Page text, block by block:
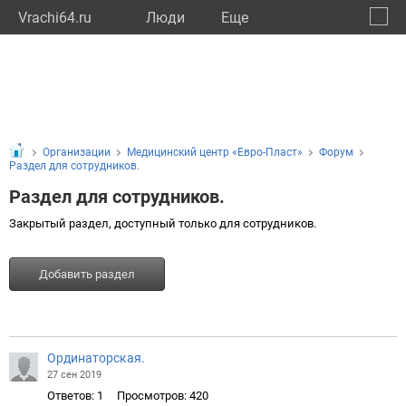
Vrachi64.ru Люди Eще
Организации Медицинский центр «Евро-Пласт»
Форум
Раздел для сотрудников.
Раздел для сотрудников.
Закрытый раздел, доступный только для сотрудников.
Добавить раздел
Ординаторская.
27 сен 2019
Ответов: 1 Просмотров: 420